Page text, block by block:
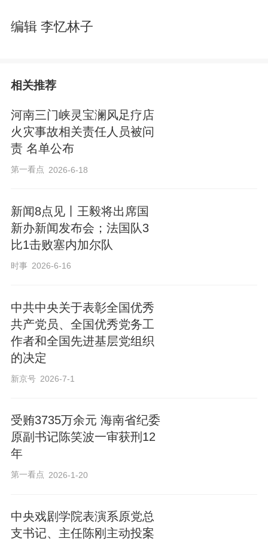
编辑 李忆林子
相关推荐
河南三门峡灵宝澜风足疗店
火灾事故相关责任人员被问
责 名单公布
第一看点 2026-6-18
新闻8点见丨王毅将出席国
新办新闻发布会；法国队3
比1击败塞内加尔队
时事 2026-6-16
中共中央关于表彰全国优秀
共产党员、全国优秀党务工
作者和全国先进基层党组织
的决定
新京号 2026-7-1
受贿3735万余元 海南省纪委
原副书记陈笑波一审获刑12
年
第一看点 2026-1-20
中央戏剧学院表演系原党总
支书记、主任陈刚主动投案